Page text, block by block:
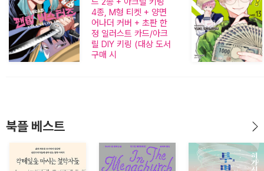
정판)
4종, M형 티켓 + 양면
어나더 커버 + 초판 한
정 일러스트 카드/아크
릴 DIY 키링 (대상 도서
구매 시
북플 베스트